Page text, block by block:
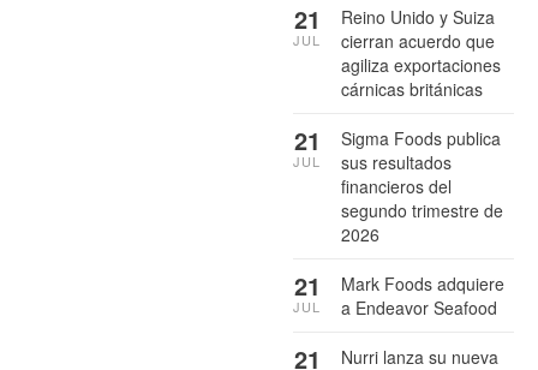
Reino Unido y Suiza
cierran acuerdo que
agiliza exportaciones
cárnicas británicas
21
JUL
Sigma Foods publica
sus resultados
financieros del
segundo trimestre de
2026
21
JUL
Mark Foods adquiere
a Endeavor Seafood
21
JUL
Nurri lanza su nueva
21